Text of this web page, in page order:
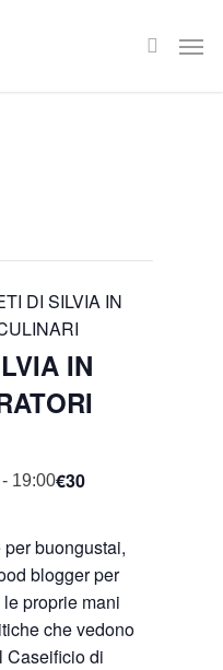
search
DI SILVIA IN
IN
- 19:00€30
buongustai,
blogger per
proprie mani
che vedono
Caseificio di